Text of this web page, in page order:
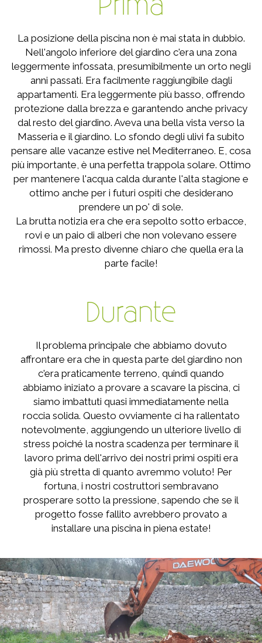
La posizione della piscina non è mai stata in dubbio.
Nell'angolo inferiore del giardino c'era una zona
leggermente infossata, presumibilmente un orto negli
anni passati. Era facilmente raggiungibile dagli
appartamenti. Era leggermente più basso, offrendo
protezione dalla brezza e garantendo anche privacy
dal resto del giardino. Aveva una bella vista verso la
Masseria e il giardino. Lo sfondo degli ulivi fa subito
pensare alle vacanze estive nel Mediterraneo. E, cosa
più importante, è una perfetta trappola solare. Ottimo
per mantenere l'acqua calda durante l'alta stagione e
ottimo anche per i futuri ospiti che desiderano
prendere un po' di sole.
La brutta notizia era che era sepolto sotto erbacce,
rovi e un paio di alberi che non volevano essere
rimossi. Ma presto divenne chiaro che quella era la
parte facile!
Durante
Il problema principale che abbiamo dovuto
affrontare era che in questa parte del giardino non
c'era praticamente terreno, quindi quando
abbiamo iniziato a provare a scavare la piscina, ci
siamo imbattuti quasi immediatamente nella
roccia solida. Questo ovviamente ci ha rallentato
notevolmente, aggiungendo un ulteriore livello di
stress poiché la nostra scadenza per terminare il
lavoro prima dell'arrivo dei nostri primi ospiti era
già più stretta di quanto avremmo voluto! Per
fortuna, i nostri costruttori sembravano
prosperare sotto la pressione, sapendo che se il
progetto fosse fallito avrebbero provato a
installare una piscina in piena estate!